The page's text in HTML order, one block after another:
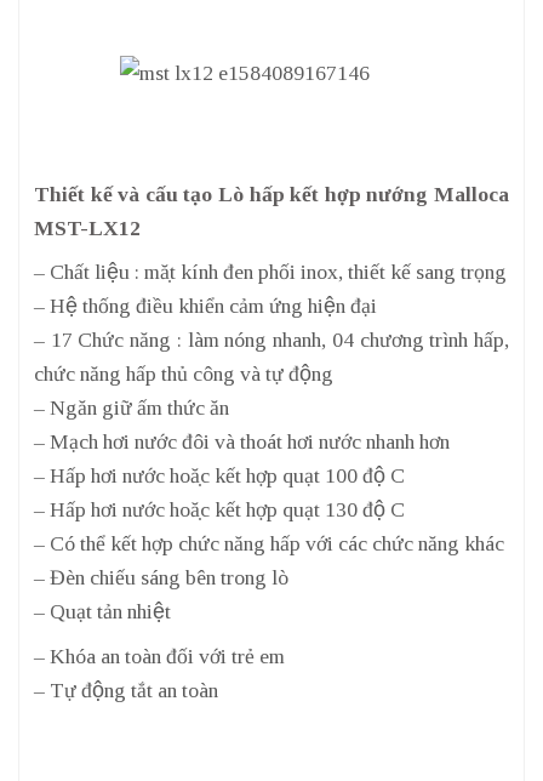
Thiết kế và cấu tạo Lò hấp kết hợp nướng Malloca
MST-LX12
– Chất liệu : mặt kính đen phối inox, thiết kế sang trọng
– Hệ thống điều khiển cảm ứng hiện đại
– 17 Chức năng : làm nóng nhanh, 04 chương trình hấp,
chức năng hấp thủ công và tự động
– Ngăn giữ ấm thức ăn
– Mạch hơi nước đôi và thoát hơi nước nhanh hơn
– Hấp hơi nước hoặc kết hợp quạt 100 độ C
– Hấp hơi nước hoặc kết hợp quạt 130 độ C
– Có thể kết hợp chức năng hấp với các chức năng khác
– Đèn chiếu sáng bên trong lò
– Quạt tản nhiệt
– Khóa an toàn đối với trẻ em
– Tự động tắt an toàn